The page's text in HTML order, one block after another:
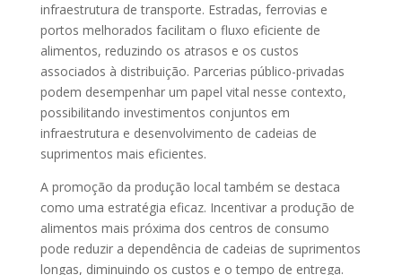
infraestrutura de transporte. Estradas, ferrovias e
portos melhorados facilitam o fluxo eficiente de
alimentos, reduzindo os atrasos e os custos
associados à distribuição. Parcerias público-privadas
podem desempenhar um papel vital nesse contexto,
possibilitando investimentos conjuntos em
infraestrutura e desenvolvimento de cadeias de
suprimentos mais eficientes.
A promoção da produção local também se destaca
como uma estratégia eficaz. Incentivar a produção de
alimentos mais próxima dos centros de consumo
pode reduzir a dependência de cadeias de suprimentos
longas, diminuindo os custos e o tempo de entrega.